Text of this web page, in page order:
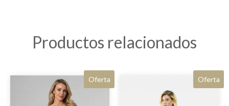
Productos relacionados
Oferta Oferta